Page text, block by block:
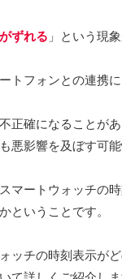
ずれる 」という現
トフォンとの連携
正確になることが
悪影響を及ぼす可能
マートウォッチの
ということです。
ッチの時刻表示が